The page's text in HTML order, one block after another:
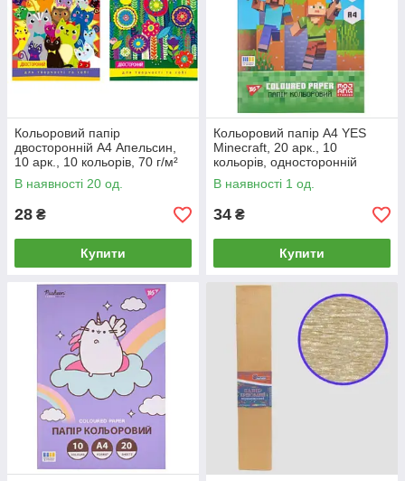
Кольоровий папір
двосторонній А4 Апельсин,
10 арк., 10 кольорів, 70 г/м²
В наявності 20 од.
28 ₴
Купити
Кольоровий папір А4 YES
Minecraft, 20 арк., 10
кольорів, односторонній
В наявності 1 од.
34 ₴
Купити